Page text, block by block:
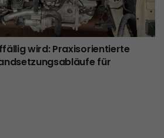
wird: Praxisorientierte
für